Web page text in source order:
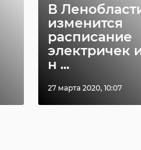
В
изменится
расписание
электричек
н ...
27 марта 2020, 10:07